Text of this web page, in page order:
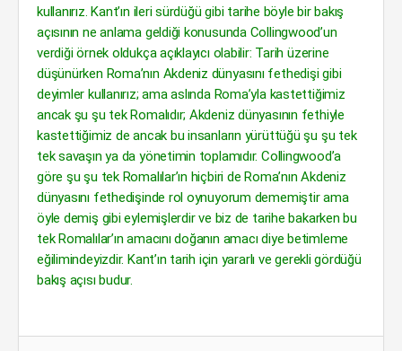
kullanırız. Kant’ın ileri sürdüğü gibi tarihe böyle bir bakış
açısının ne anlama geldiği konusunda Collingwood’un
verdiği örnek oldukça açıklayıcı olabilir: Tarih üzerine
düşünürken Roma’nın Akdeniz dünyasını fethedişi gibi
deyimler kullanırız; ama aslında Roma’yla kastettiğimiz
ancak şu şu tek Romalıdır; Akdeniz dünyasının fethiyle
kastettiğimiz de ancak bu insanların yürüttüğü şu şu tek
tek savaşın ya da yönetimin toplamıdır. Collingwood’a
göre şu şu tek Romalılar’ın hiçbiri de Roma’nın Akdeniz
dünyasını fethedişinde rol oynuyorum dememiştir ama
öyle demiş gibi eylemişlerdir ve biz de tarihe bakarken bu
tek Romalılar’ın amacını doğanın amacı diye betimleme
eğilimindeyizdir. Kant’ın tarih için yararlı ve gerekli gördüğü
bakış açısı budur.